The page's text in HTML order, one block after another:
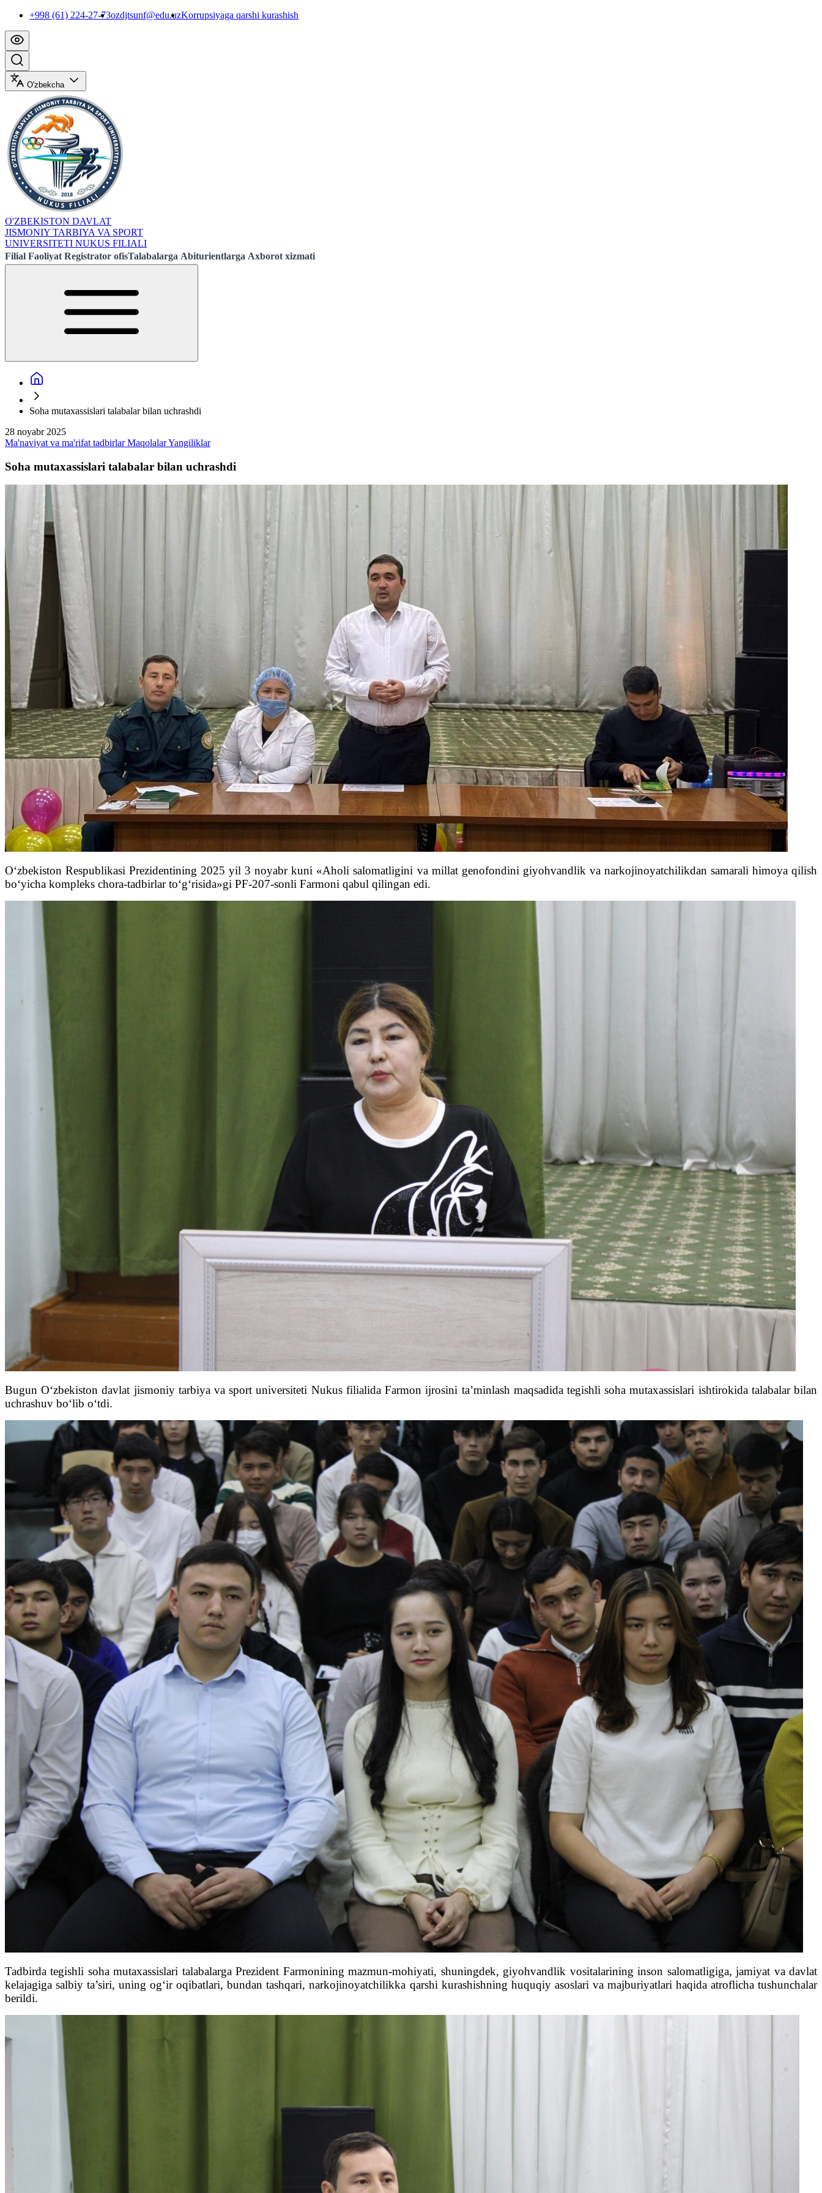
+998 (61) 224-27-73ozdjtsunf@edu.uzKorrupsiyaga qarshi kurashish
O'zbekcha
O'ZBEKISTON DAVLAT
JISMONIY TARBIYA VA SPORT
UNIVERSITETI NUKUS FILIALI
Filial Faoliyat Registrator ofisTalabalarga Abiturientlarga Axborot xizmati
Soha mutaxassislari talabalar bilan uchrashdi
28 noyabr 2025
Ma'naviyat va ma'rifat tadbirlarMaqolalarYangiliklar
Soha mutaxassislari talabalar bilan uchrashdi
O‘zbekiston Respublikasi Prezidentining 2025 yil 3 noyabr kuni «Aholi salomatligini va millat genofondini giyohvandlik va narkojinoyatchilikdan samarali himoya qilish
bo‘yicha kompleks chora-tadbirlar to‘g‘risida»gi PF-207-sonli Farmoni qabul qilingan edi.
Bugun O‘zbekiston davlat jismoniy tarbiya va sport universiteti Nukus filialida Farmon ijrosini ta’minlash maqsadida tegishli soha mutaxassislari ishtirokida talabalar bilan
uchrashuv bo‘lib o‘tdi.
Tadbirda tegishli soha mutaxassislari talabalarga Prezident Farmonining mazmun-mohiyati, shuningdek, giyohvandlik vositalarining inson salomatligiga, jamiyat va davlat
kelajagiga salbiy ta’siri, uning og‘ir oqibatlari, bundan tashqari, narkojinoyatchilikka qarshi kurashishning huquqiy asoslari va majburiyatlari haqida atroflicha tushunchalar
berildi.